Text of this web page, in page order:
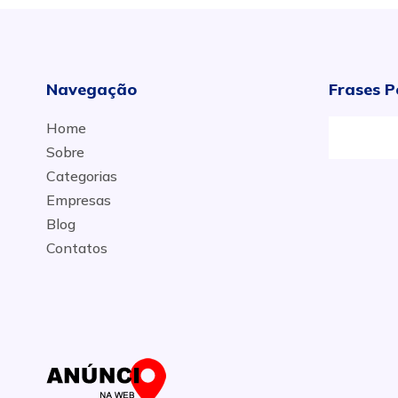
Navegação
Home
Sobre
Categorias
Empresas
Blog
Contatos
Frases